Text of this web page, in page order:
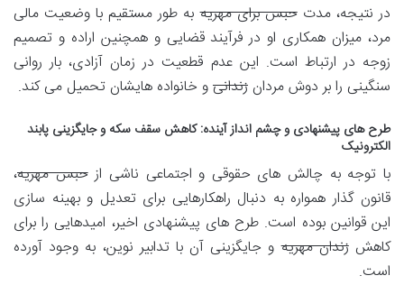
در نتیجه، مدتحبس برای مهریهبه طور مستقیم با وضعیت مالی
مرد، میزان همکاری او در فرآیند قضایی و همچنین اراده و تصمیم
زوجه در ارتباط است. این عدم قطعیت در زمان آزادی، بار روانی
سنگینی را بر دوش مردان زندانیو خانواده هایشان تحمیل می کند.
طرح های پیشنهادی و چشم انداز آینده: کاهش سقف سکه و جایگزینی پابند
الکترونیک
با توجه به چالش های حقوقی و اجتماعی ناشی ازحبس مهریه،
قانون گذار همواره به دنبال راهکارهایی برای تعدیل و بهینه سازی
این قوانین بوده است. طرح های پیشنهادی اخیر، امیدهایی را برای
کاهشزندان مهریهو جایگزینی آن با تدابیر نوین، به وجود آورده
است.